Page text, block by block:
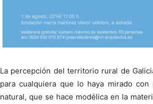
La percepción del territorio rural de
para cualquiera que lo haya mirado
natural, que se hace modélica en la